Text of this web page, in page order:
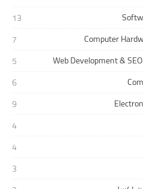
13
7
5
6
9
4
4
3